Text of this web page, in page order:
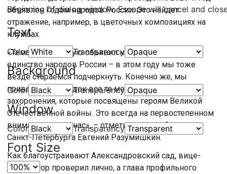
Beginning of dialog window. Escape will cancel and
Text
Color Transparency
Background
Color Transparency
Window
Color Transparency
Font Size
объявлен Годом народов России. Это найдет
отражение, например, в цветочных композициях на
клумбах.
«Тематику, которую объявил наш президент, –
единство народов России – в этом году мы тоже
везде стараемся подчеркнуть. Конечно же, мы
приводим в порядок все те места памяти и
захоронения, которые посвящены героям Великой
Отечественной войны. Это всегда на первостепенном
внимании у всех нас», – отметил вице-губернатор
Санкт-Петербурга Евгений Разумишкин.
Как благоустраивают Александровский сад, вице-
губернатор проверил лично, а глава профильного